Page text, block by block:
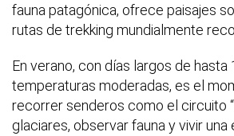
fauna patagónica, ofrece paisajes
rutas de trekking mundialmente
En verano, con días largos de hasta
temperaturas moderadas, es el
recorrer senderos como el circuito
glaciares, observar fauna y vivir una